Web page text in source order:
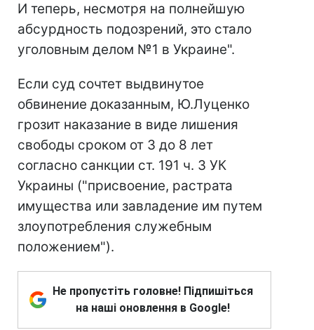
И теперь, несмотря на полнейшую
абсурдность подозрений, это стало
уголовным делом №1 в Украине".
Если суд сочтет выдвинутое
обвинение доказанным, Ю.Луценко
грозит наказание в виде лишения
свободы сроком от 3 до 8 лет
согласно санкции ст. 191 ч. 3 УК
Украины ("присвоение, растрата
имущества или завладение им путем
злоупотребления служебным
положением").
Не пропустіть головне! Підпишіться
на наші оновлення в Google!